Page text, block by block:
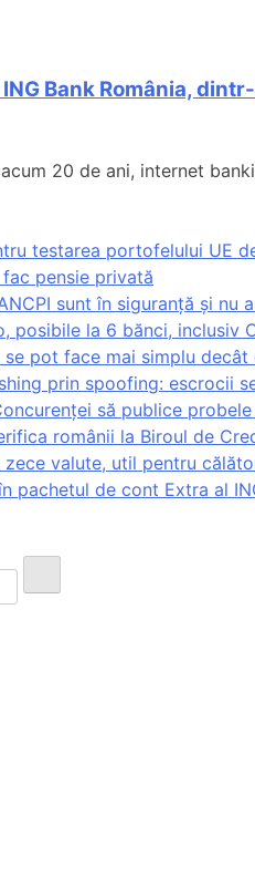
Bank România,
acum 20 de ani, internet
testarea portofelului UE
pensie privată
sunt în siguranță și nu
posibile la 6 bănci, inclusiv
pot face mai simplu
prin spoofing: escrocii
să publice
românii la Biroul de
zece valute, util pentru
pachetul de cont Extra al